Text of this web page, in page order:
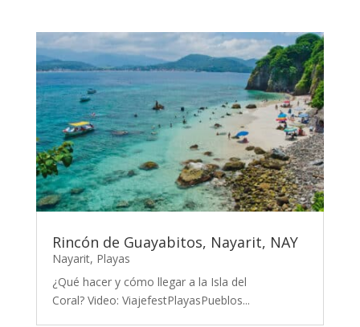
Rincón de Guayabitos, Nayarit, NAY
Nayarit, Playas
¿Qué hacer y cómo llegar a la Isla del
Coral? Video: ViajefestPlayasPueblos...